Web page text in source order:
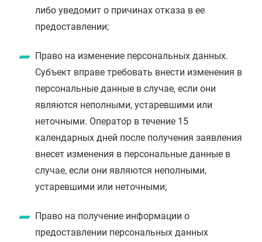
либо уведомит о причинах отказа в ее
предоставлении;
Право на изменение персональных данных.
Субъект вправе требовать внести изменения в
персональные данные в случае, если они
являются неполными, устаревшими или
неточными. Оператор в течение 15
календарных дней после получения заявления
внесет изменения в персональные данные в
случае, если они являются неполными,
устаревшими или неточными;
Право на получение информации о
предоставлении персональных данных